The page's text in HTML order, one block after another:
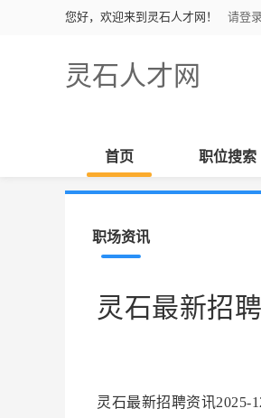
您好，欢迎来到灵石人才网！ 请登
灵石人才网
首页 职位搜索
职场资讯
灵石最新招
灵石最新招聘资讯2025-